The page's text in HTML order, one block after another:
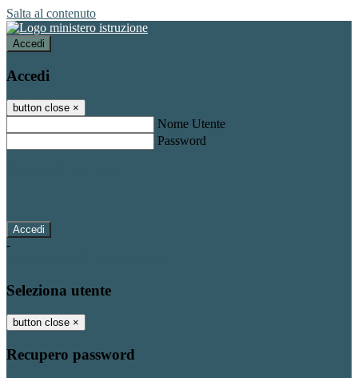
Salta al contenuto
Accedi
Accedi
button close ×
Nome Utente
Password
-
Seleziona utente
button close ×
Recupero password